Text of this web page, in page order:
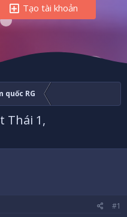
Tạo tài khoản
quốc RG
Thái 1,
#1